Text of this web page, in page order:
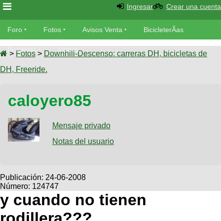
Foro
Foro
TÃ©cnica
Fotos
tu foto
Galeria
XC
Viajes
Descenso
SUBÃ
tu
Buscar
Ultimos
Fotos
BicicleterÃ­
as
Bicicletas
Tandem
Videos
Cicloturismo
Ingresar Crear una cuenta
Foro Fotos Avisos Venta BicicleterÃ­as
Bicicletas Videos
> Fotos > Downhill-Descenso: carreras DH, bicicletas de
DH, Freeride.
caloyero85
Mensaje privado
Notas del usuario
Publicación: 24-06-2008
Número: 124747
y cuando no tienen